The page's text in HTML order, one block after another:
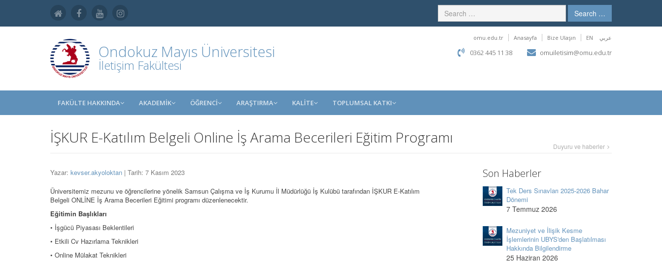
Search …
Ondokuz Mayıs Üniversitesi
İletişim Fakültesi
omu.edu.tr Anasayfa Bize Ulaşın EN عربي
0362 445 11 38 omuiletisim@omu.edu.tr
FAKÜLTE HAKKINDA AKADEMİK ÖĞRENCİ ARAŞTIRMA KALİTE TOPLUMSAL KATKI
İŞKUR E-Katılım Belgeli Online İş Arama Becerileri Eğitim Programı Duyuru ve haberler
Yazar: kevser.akyoloktan | Tarih: 7 Kasım 2023
Üniversitemiz mezunu ve öğrencilerine yönelik Samsun Çalışma ve İş Kurumu İl Müdürlüğü İş Kulübü tarafından İŞKUR E-Katılım
Belgeli ONLİNE İş Arama Becerileri Eğitimi programı düzenlenecektir.
Eğitimin Başlıkları
• İşgücü Piyasası Beklentileri
• Etkili Cv Hazırlama Teknikleri
• Online Mülakat Teknikleri
Son Haberler
Tek Ders Sınavları 2025-2026 Bahar
Dönemi
7 Temmuz 2026
Mezuniyet ve İlişik Kesme
İşlemlerinin UBYS'den Başlatılması
Hakkında Bilgilendirme
25 Haziran 2026